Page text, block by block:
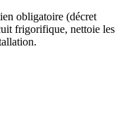
obligatoire (décret
frigorifique, nettoie les